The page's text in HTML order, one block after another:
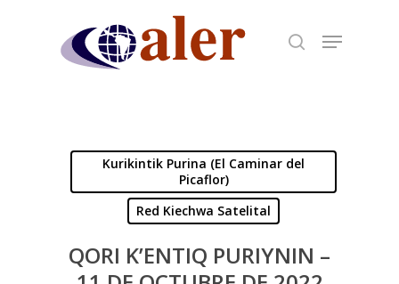
Kurikintik Purina (El Caminar del
Picaflor)
Red Kiechwa Satelital
QORI K’ENTIQ PURIYNIN –